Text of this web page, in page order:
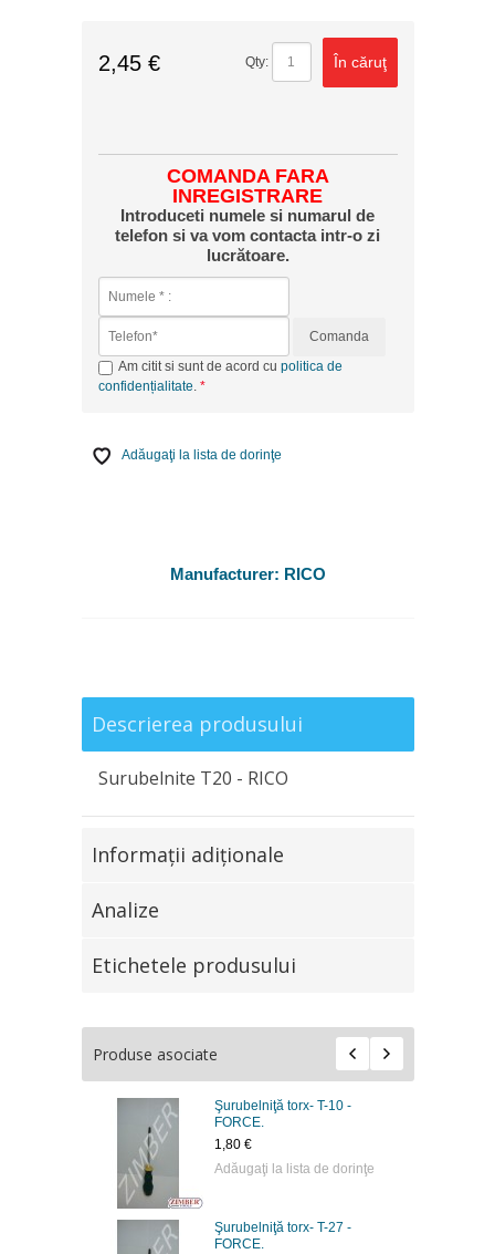
2,45 € Qty: În căruţ
COMANDA FARA
INREGISTRARE
Introduceti numele si numarul de
telefon si va vom contacta intr-o zi
lucrătoare.
Comanda
Am citit si sunt de acord cu politica de
confidențialitate.
Adăugaţi la lista de dorinţe
Manufacturer: RICO
Descrierea produsului
Surubelnite Т20 - RICO
Informaţii adiţionale
Analize
Etichetele produsului
Produse asociate
Şurubelniţă torx- T-10 -
FORCE.
1,80 €
Adăugaţi la lista de dorinţe
Şurubelniţă torx- T-27 -
FORCE.